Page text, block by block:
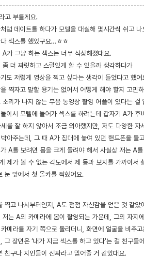
고 부를게요.
럼 데이트를 하다가 모텔을 대실해 몇시간씩 쉬고 나
섹스를 했었구요...ㅎㅎ
A가 그냥 하는 섹스는 너무 식상해졌대요.
좀 더 짜릿하고 스릴있게 할 수 있을까 생각하다가
도 저렇게 영상을 찍고 싶다는 생각이 들었다고 했어
찍자고 말할 용기는 없어서 어떻게 해야 할지 고민하
소리가 나지 않는 무음 동영상 촬영 어플이 있다는
이서 모텔에 들어가 섹스를 하려는데 갑자기 A가 후
를 잘 하지 않아서 조금 의아했지만, 저도 다양한
아주는데, 그 때 A가 침대에 놓여 있던 핸드폰을 들
A를 보려면 몸을 크게 돌려야 해서 사실상 저는 A
제가 볼 수 없는 각도에서 제 등과 보지를 가까이서
눈 앞에서 첫 몰카를 찍혔어요.
찍고 나서부터인지, A도 점점 자신감을 얻은 것 같았
저는 A의 카메라에 몸이 촬영되는 가운데, 그의 자지
메라를 자기 쪽으로 돌리더니, 화면에 얼굴을 비추
그 장면은 ‘내가 지금 섹스를 하고 있다’는 걸 친구들
친구나 지인들이 진짜라고 믿어줄 거 같았대요.